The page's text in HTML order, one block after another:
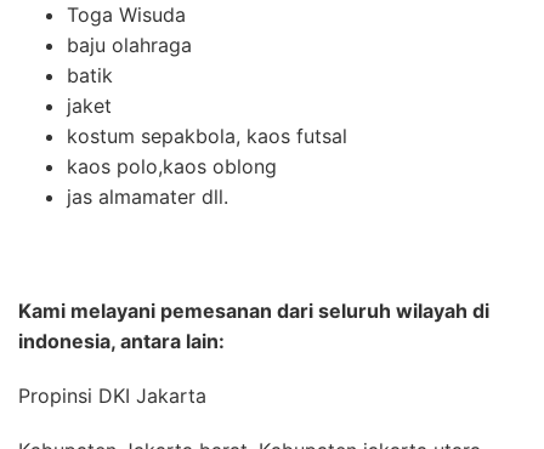
Toga Wisuda
baju olahraga
batik
jaket
kostum sepakbola, kaos futsal
kaos polo,kaos oblong
jas almamater dll.
Kami melayani pemesanan dari seluruh wilayah di
indonesia, antara lain:
Propinsi DKI Jakarta